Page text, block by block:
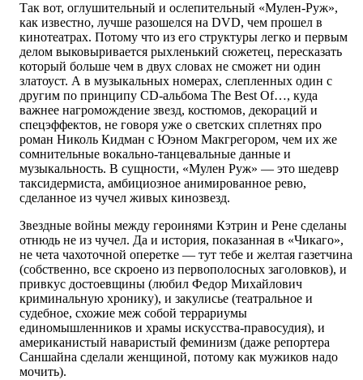
Так вот, оглушительный и ослепительный «Мулен-Руж»,
как известно, лучше разошелся на DVD, чем прошел в
кинотеатрах. Потому что из его структуры легко и первым
делом выковыривается рыхленький сюжетец, пересказать
который больше чем в двух словах не сможет ни один
златоуст. А в музыкальных номерах, слепленных один с
другим по принципу CD-альбома The Best Of…, куда
важнее нагромождение звезд, костюмов, декораций и
спецэффектов, не говоря уже о светских сплетнях про
роман Николь Кидман с Юэном Макгрегором, чем их же
сомнительные вокально-танцевальные данные и
музыкальность. В сущности, «Мулен Руж» — это шедевр
таксидермиста, амбициозное анимированное ревю,
сделанное из чучел живых кинозвезд.
Звездные войны между героинями Кэтрин и Рене сделаны
отнюдь не из чучел. Да и история, показанная в «Чикаго»,
не чета чахоточной оперетке — тут тебе и желтая газетчина
(собственно, все скроено из первополосных заголовков), и
привкус достоевщины (любил Федор Михайлович
криминальную хронику), и закулисье (театральное и
судебное, схожие меж собой террариумы
единомышленников и храмы искусства-правосудия), и
американистый наваристый феминизм (даже репортера
Саншайна сделали женщиной, потому как мужиков надо
мочить).